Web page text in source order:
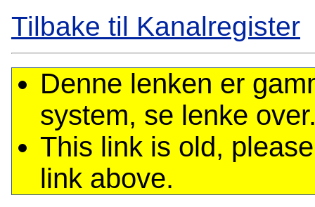
Tilbake til Kanalregister
Denne lenken er
system, se lenke
This link is old,
link above.